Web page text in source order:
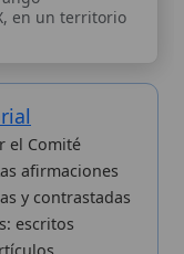
de
doctrinal,
la red formativa
Animae. Con
Editado en
de San